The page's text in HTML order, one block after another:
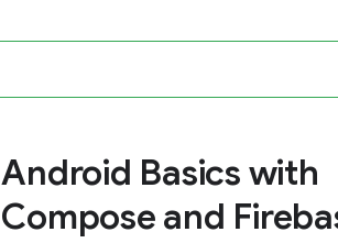
Android Basics with
Compose and